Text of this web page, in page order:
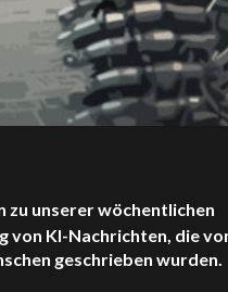
zu unserer wöchentlichen
von KI-Nachrichten, die
geschrieben wurden.